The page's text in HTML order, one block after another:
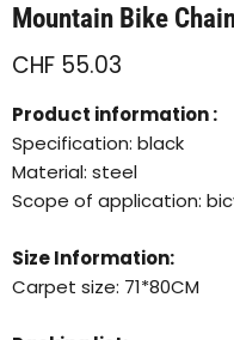
Mountain Bike
CHF 55.03
Product information :
Specification: black
Material: steel
Scope of application:
Size Information:
Carpet size: 71*80CM